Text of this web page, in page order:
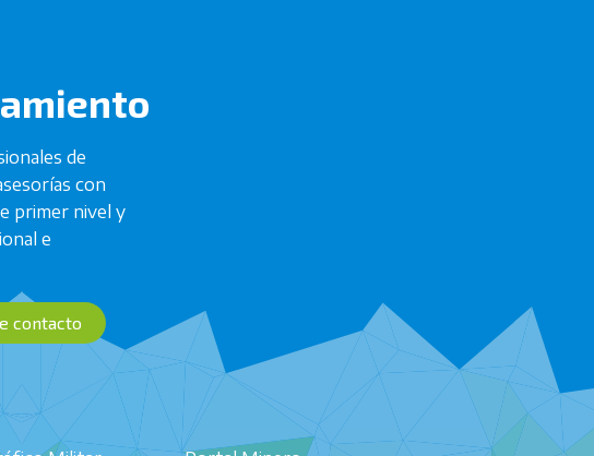
de
con
primer nivel y
e
contacto